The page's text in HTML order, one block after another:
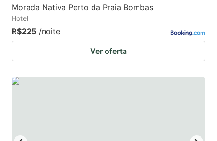
Morada Nativa Perto da Praia Bombas
Hotel
R$225 /noite
Ver oferta